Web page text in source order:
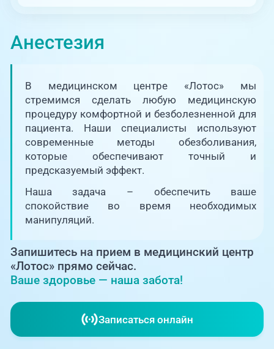
Отзывы
Адреса клиник
О клинике
Блог врачей
Новости
PreventAGE
+7 (351) 220-00-03
Телемедицина
+7 (351) 220-00-03
Единая справочная служба,
запись на прием
+7 (351) 220-03-03
Центр амбулаторной
онкологической помощи
+7 (7142) 927-003
Справочный телефон для
Анестезия
В медицинском центре «Лотос» мы
стремимся сделать любую медицинскую
процедуру комфортной и безболезненной для
пациента. Наши специалисты используют
современные методы обезболивания,
которые обеспечивают точный и
предсказуемый эффект.
Наша задача – обеспечить ваше
спокойствие во время необходимых
манипуляций.
Запишитесь на прием в медицинский центр
«Лотос» прямо сейчас.
Ваше здоровье — наша забота!
Записаться онлайн